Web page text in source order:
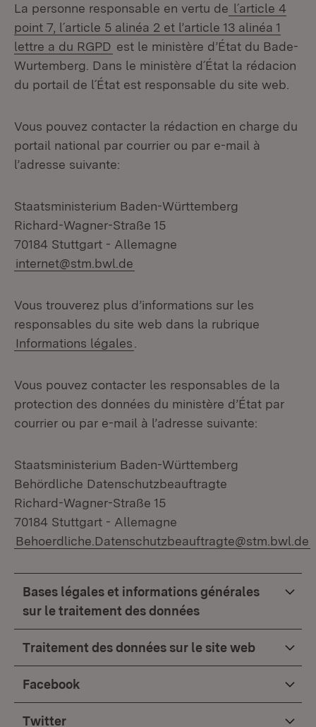
La personne responsable en vertu de l´article 4
point 7, l´article 5 alinéa 2 et l’article 13 alinéa 1
lettre a du RGPD est le ministère d’État du Bade-
Wurtemberg. Dans le ministère d´État la rédacion
du portail de l´État est responsable du site web.
Vous pouvez contacter la rédaction en charge du
portail national par courrier ou par e-mail à
l’adresse suivante:
Staatsministerium Baden-Württemberg
Richard-Wagner-Straße 15
70184 Stuttgart - Allemagne
internet@stm.bwl.de
Vous trouverez plus d’informations sur les
responsables du site web dans la rubrique
Informations légales
Vous pouvez contacter les responsables de la
protection des données du ministère d’État par
courrier ou par e-mail à l’adresse suivante:
Staatsministerium Baden-Württemberg
Behördliche Datenschutzbeauftragte
Richard-Wagner-Straße 15
70184 Stuttgart - Allemagne
Behoerdliche.Datenschutzbeauftragte@stm.bwl.de
Bases légales et informations générales
sur le traitement des données
Traitement des données sur le site web
Facebook
Twitter